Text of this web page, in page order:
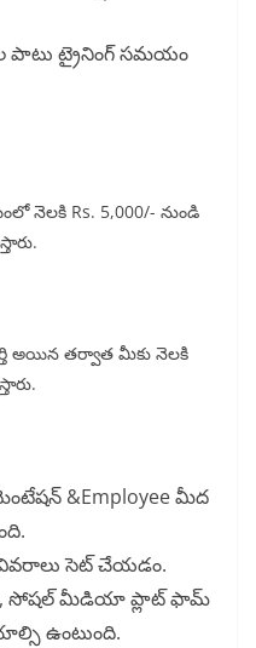
పాటు ట్రైనింగ్ సమయం
నెలకి Rs. 5,000/- నుండి
అయిన తర్వాత మీకు నెలకి
&Employee మీద
సెట్ చేయడం.
సోషల్ మీడియా ప్లాట్ ఫామ్
ఉంటుంది.